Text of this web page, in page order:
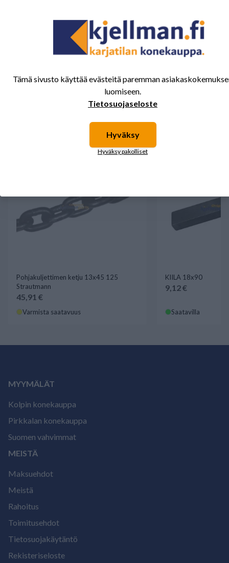
Tälle tuotteelle ei ole vielä arvioita.
Kirjaudu sisään ja
Sinua saattavat kiinnostaa myös nämä
Pohjakuljettimen ketju 13x45 125
Strautmann
45,91 €
Varmista saatavuus
KIILA 18x90
9,12 €
Saatavilla
MYYMÄLÄT
Kolpin konekauppa
Pirkkalan konekauppa
Suomen vahvimmat
MEISTÄ
Maksuehdot
Meistä
Rahoitus
Toimitusehdot
Tietosuojakäytäntö
Rekisteriseloste
Tämä sivusto käyttää evästeitä paremman
luomiseen.
Tietosuojaseloste
Hyväksy
Hyväksy pakolliset